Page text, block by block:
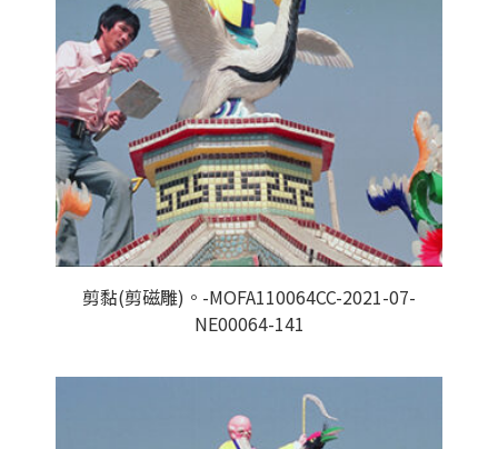
剪黏(剪磁雕)。-MOFA110064CC-2021-07-
NE00064-141